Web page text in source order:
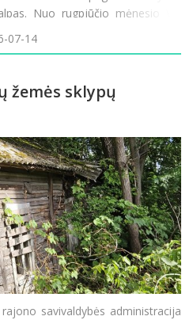
Nuo rugpjūčio mėnesio VšĮ
vienas didžiausių pastarųjų
07-14
žemės sklypų
savivaldybės administracija